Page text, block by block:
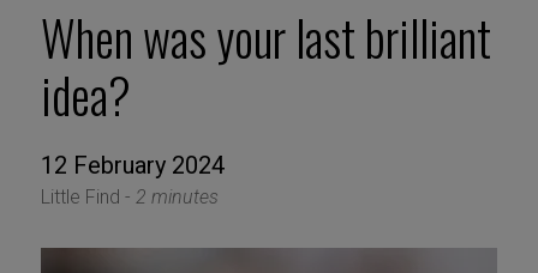
When was your last brilliant
idea?
12 February 2024
Little Find - 2 minutes